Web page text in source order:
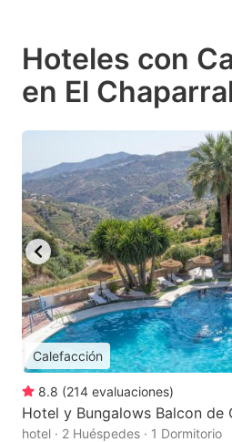
Hoteles con
en El
Calefacción
8.8 (214 evaluaciones)
Hotel y Bungalows Balcon de
hotel · 2 Huéspedes · 1 Dormitorio